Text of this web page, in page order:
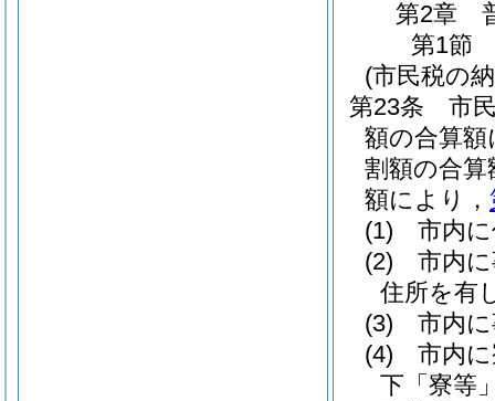
第2章
第1節
(市民税の
第23条
市
額の合算
割額の合
額により，
(1)
市内
(2)
市内
住所を有
(3)
市内
(4)
市内
下「寮等